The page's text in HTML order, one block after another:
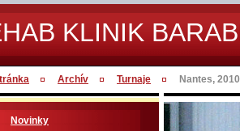
KLINIK
Archív Turnaje Nantes, 2010
Novinky